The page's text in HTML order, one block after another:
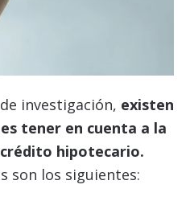
investigación, existen
tener en cuenta a la
hipotecario.
son los siguientes: